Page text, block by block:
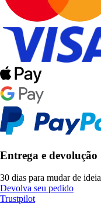
Entrega e devolução
30 dias para mudar de ideia
Devolva seu pedido
Trustpilot